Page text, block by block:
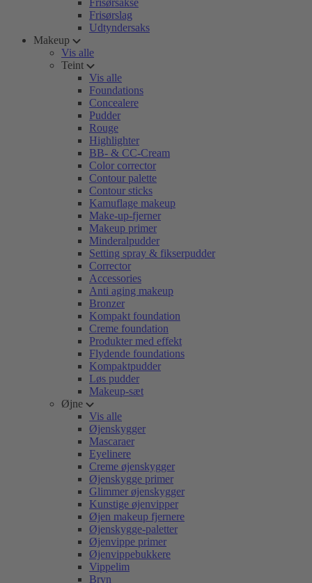
Frisørsakse
Frisørslag
Udtyndersaks
Makeup
Vis alle
Teint
Vis alle
Foundations
Concealere
Pudder
Rouge
Highlighter
BB- & CC-Cream
Color corrector
Contour palette
Contour sticks
Kamuflage makeup
Make-up-fjerner
Makeup primer
Minderalpudder
Setting spray & fikserpudder
Corrector
Accessories
Anti aging makeup
Bronzer
Kompakt foundation
Creme foundation
Produkter med effekt
Flydende foundations
Kompaktpudder
Løs pudder
Makeup-sæt
Øjne
Vis alle
Øjenskygger
Mascaraer
Eyelinere
Creme øjenskygger
Øjenskygge primer
Glimmer øjenskygger
Kunstige øjenvipper
Øjen makeup fjernere
Øjenskygge-paletter
Øjenvippe primer
Øjenvippebukkere
Vippelim
Bryn